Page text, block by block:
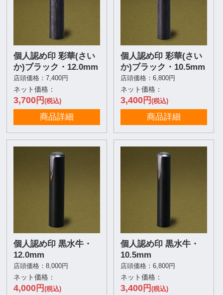
個人認め印 彩華(さい
か)ブラック・12.0mm
店頭価格：7,400円
ネット価格：
3,700円(税込)
商品詳細
個人認め印 彩華(さい
か)ブラック・10.5mm
店頭価格：6,800円
ネット価格：
3,400円 (税込)
商品詳細
個人認め印 黒水牛・
12.0mm
店頭価格：8,000円
ネット価格：
4,000円(税込)
個人認め印 黒水牛・
10.5mm
店頭価格：6,800円
ネット価格：
3,400円 (税込)